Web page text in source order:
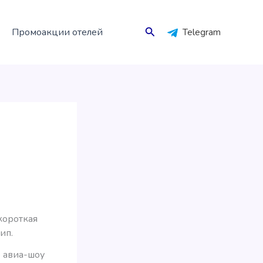
Промоакции отелей Поиск Telegram
авиа-шоу